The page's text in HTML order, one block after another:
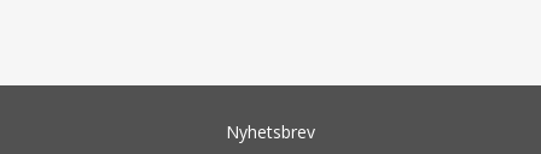
Nyhetsbrev